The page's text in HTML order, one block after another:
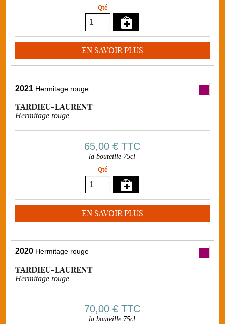
Qté
EN SAVOIR PLUS
2021 Hermitage rouge
TARDIEU-LAURENT
Hermitage rouge
65,00 €TTC
la bouteille 75cl
Qté
EN SAVOIR PLUS
2020 Hermitage rouge
TARDIEU-LAURENT
Hermitage rouge
70,00 €TTC
la bouteille 75cl